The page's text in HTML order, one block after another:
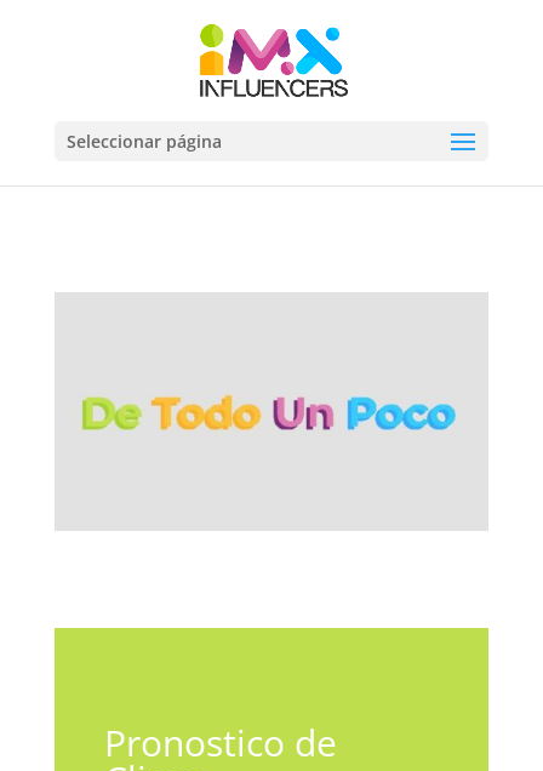
Seleccionar página
Pronostico de